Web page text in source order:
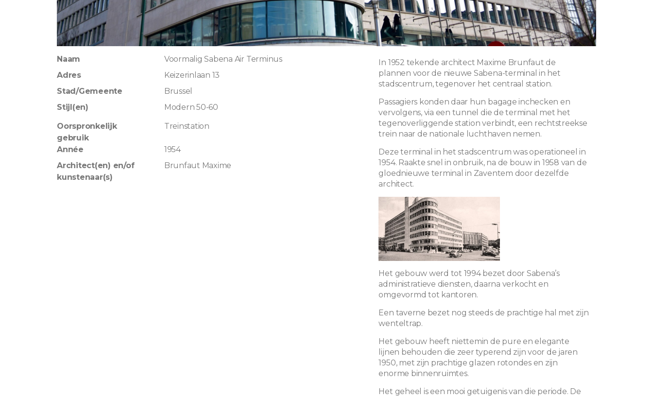
Naam
Voormalig Sabena Air Terminus
Adres
Keizerinlaan 13
Stad/Gemeente
Brussel
Stijl(en)
Modern 50-60
Oorspronkelijk
gebruik
Treinstation
Année
1954
Architect(en) en/of
kunstenaar(s)
Brunfaut Maxime
In 1952 tekende architect Maxime Brunfaut de
plannen voor de nieuwe Sabena-terminal in het
stadscentrum, tegenover het centraal station.
Passagiers konden daar hun bagage inchecken en
vervolgens, via een tunnel die de terminal met het
tegenoverliggende station verbindt, een rechtstreekse
trein naar de nationale luchthaven nemen.
Deze terminal in het stadscentrum was operationeel in
1954. Raakte snel in onbruik, na de bouw in 1958 van de
gloednieuwe terminal in Zaventem door dezelfde
architect.
Het gebouw werd tot 1994 bezet door Sabena’s
administratieve diensten, daarna verkocht en
omgevormd tot kantoren.
Een taverne bezet nog steeds de prachtige hal met zijn
wenteltrap.
Het gebouw heeft niettemin de pure en elegante
lijnen behouden die zeer typerend zijn voor de jaren
1950, met zijn prachtige glazen rotondes en zijn
enorme binnenruimtes.
Het geheel is een mooi getuigenis van die periode. De